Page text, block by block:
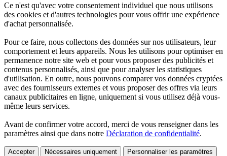
Ce n'est qu'avec votre consentement individuel que nous utilisons
des cookies et d'autres technologies pour vous offrir une expérience
d'achat personnalisée.
Pour ce faire, nous collectons des données sur nos utilisateurs, leur
comportement et leurs appareils. Nous les utilisons pour optimiser en
permanence notre site web et pour vous proposer des publicités et
contenus personnalisés, ainsi que pour analyser les statistiques
d'utilisation. En outre, nous pouvons comparer vos données cryptées
avec des fournisseurs externes et vous proposer des offres via leurs
canaux publicitaires en ligne, uniquement si vous utilisez déjà vous-
même leurs services.
Avant de confirmer votre accord, merci de vous renseigner dans les
paramètres ainsi que dans notre Déclaration de confidentialité.
Accepter Nécessaires uniquement Personnaliser les paramètres